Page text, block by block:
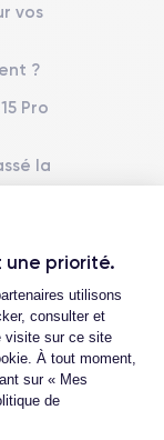
une priorité.
utilisons
consulter et
visite sur ce site
À tout moment,
sur « Mes
de
de ce
15 Pro Max.
vos
?
Pro
la
?
?